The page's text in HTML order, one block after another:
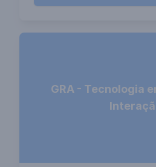
GRA - Tecnologia